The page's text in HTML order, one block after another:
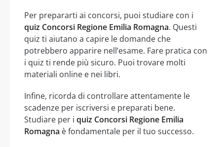
Per prepararti ai concorsi, puoi studiare con i
quiz Concorsi Regione Emilia Romagna. Questi
quiz ti aiutano a capire le domande che
potrebbero apparire nell’esame. Fare pratica con
i quiz ti rende più sicuro. Puoi trovare molti
materiali online e nei libri.
Infine, ricorda di controllare attentamente le
scadenze per iscriversi e preparati bene.
Studiare per i quiz Concorsi Regione Emilia
Romagna è fondamentale per il tuo successo.